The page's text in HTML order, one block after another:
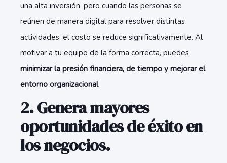
una alta inversión, pero cuando las personas se
reúnen de manera digital para resolver distintas
actividades, el costo se reduce significativamente. Al
motivar a tu equipo de la forma correcta, puedes
minimizar la presión financiera, de tiempo y mejorar el
entorno organizacional.
2. Genera mayores
oportunidades de éxito en
los negocios.